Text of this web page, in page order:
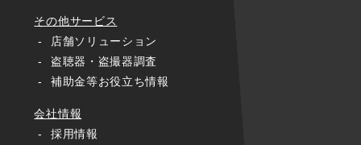
その他サービス
店舗ソリューション
盗聴器・盗撮器調査
補助金等お役立ち情報
会社情報
採用情報